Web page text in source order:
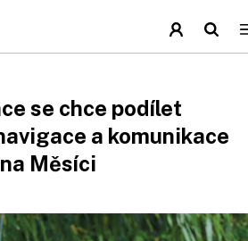
se chce podílet
a komunikace
na Měsíci